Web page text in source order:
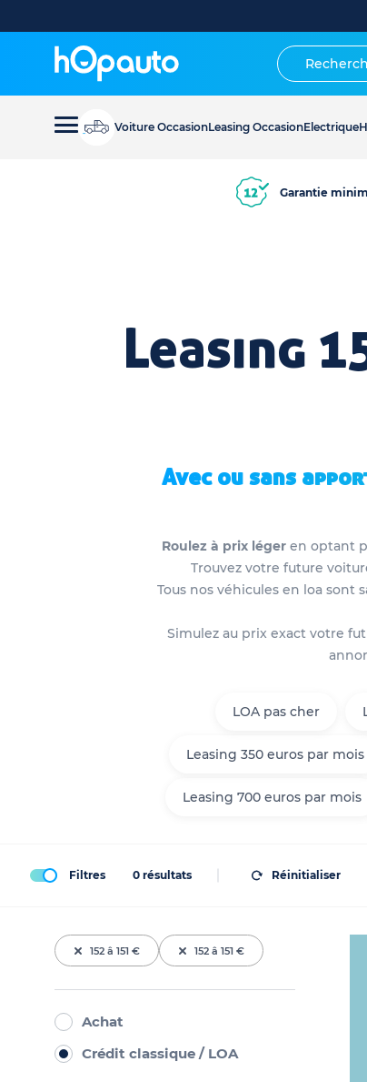
Voiture OccasionLeasing OccasionElectrique
Garantie
Leasing
Avec ou sans
Roulez à prix léger en optant
Trouvez votre future
Tous nos véhicules en loa sont
Simulez au prix exact votre
LOA pas cher
Leasing 350 euros par mois
Leasing 700 euros par mois
Filtres 0 résultats Réinitialiser
152 â 151 € 152 â 151 €
Achat
Crédit classique / LOA